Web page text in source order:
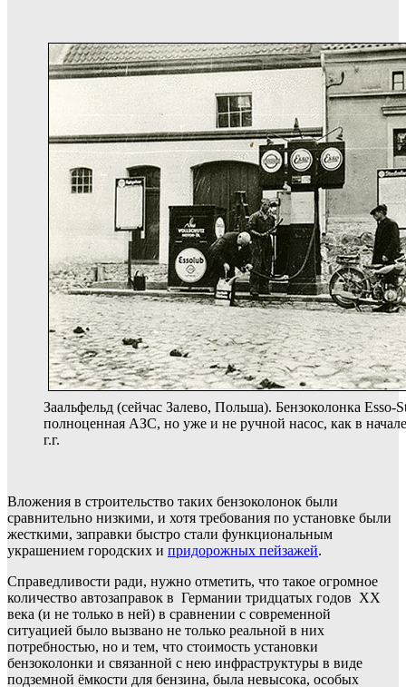
Заальфельд (сейчас Залево, Польша). Бензоколонка Esso-
полноценная АЗС, но уже и не ручной насос, как в
г.г.
Вложения в строительство таких бензоколонок были
сравнительно низкими, и хотя требования по установке были
жесткими, заправки быстро стали функциональным
украшением городских и придорожных пейзажей.
Справедливости ради, нужно отметить, что такое огромное
количество автозаправок в Германии тридцатых годов ХХ
века (и не только в ней) в сравнении с современной
ситуацией было вызвано не только реальной в них
потребностью, но и тем, что стоимость установки
бензоколонки и связанной с нею инфраструктуры в виде
подземной ёмкости для бензина, была невысока, особых